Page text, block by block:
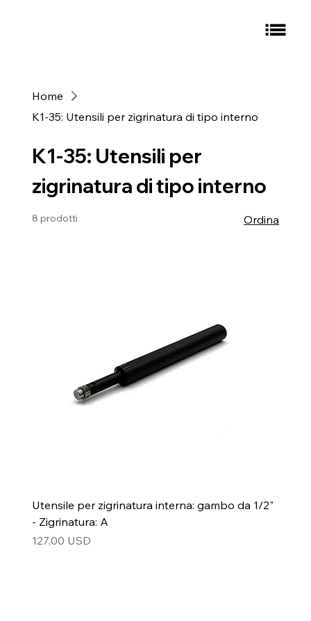
Home
K1-35: Utensili per zigrinatura di tipo interno
K1-35: Utensili per
zigrinatura di tipo interno
8 prodotti Ordina
Utensile per zigrinatura interna: gambo da 1/2"
- Zigrinatura: A
Prezzo
127,00 USD